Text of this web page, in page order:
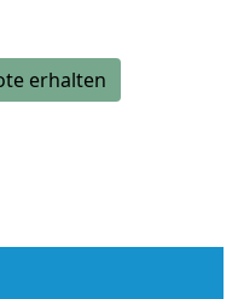
erhalten